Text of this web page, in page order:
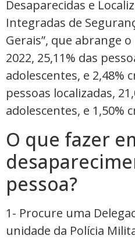
Desaparecidas e
Integradas de
Gerais”, que abrange
2022, 25,11% das
adolescentes, e 2,48%
pessoas localizadas,
adolescentes, e 1,50%
O que fazer
pessoa?
1- Procure uma
unidade da Polícia